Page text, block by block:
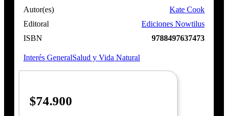
Autor(es)
Kate Cook
Editoral
Ediciones Nowtilus
ISBN
9788497637473
Interés GeneralSalud y Vida Natural
$74.900